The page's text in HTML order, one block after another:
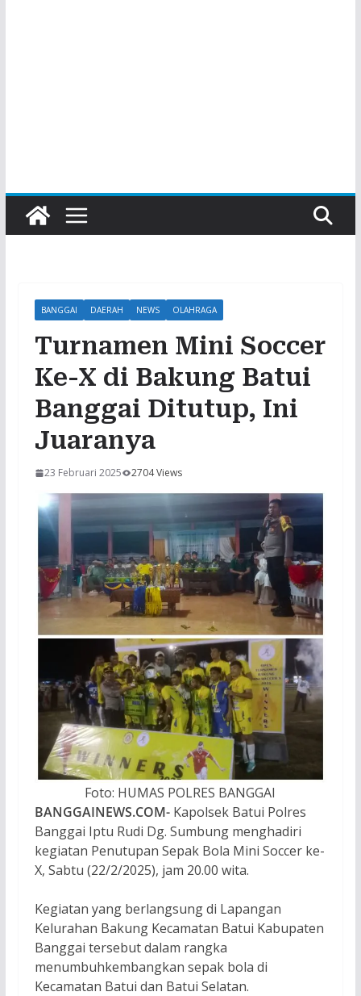
BANGGAI DAERAH NEWS OLAHRAGA
Turnamen Mini Soccer
Ke-X di Bakung Batui
Banggai Ditutup, Ini
Juaranya
23 Februari 2025 2704 Views
Foto: HUMAS POLRES BANGGAI
BANGGAINEWS.COM-Kapolsek Batui Polres
Banggai Iptu Rudi Dg. Sumbung menghadiri
kegiatan Penutupan Sepak Bola Mini Soccer ke-
X, Sabtu (22/2/2025), jam 20.00 wita.
Kegiatan yang berlangsung di Lapangan
Kelurahan Bakung Kecamatan Batui Kabupaten
Banggai tersebut dalam rangka
menumbuhkembangkan sepak bola di
Kecamatan Batui dan Batui Selatan.